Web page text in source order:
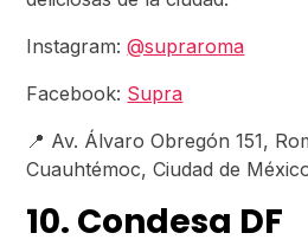
Instagram:@supraroma
Facebook: Supra
📍 Av. Álvaro Obregón 151,
Cuauhtémoc, Ciudad de
10. Condesa DF